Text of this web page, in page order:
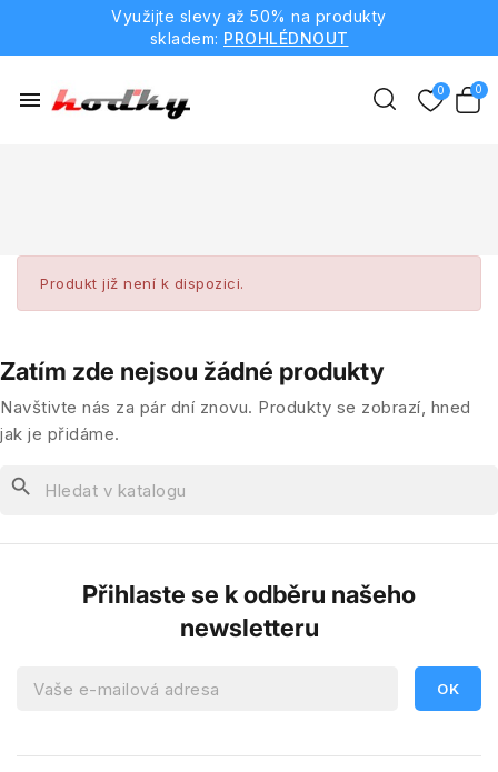
Využijte slevy až 50% na produkty
skladem: PROHLÉDNOUT
menu
Produkt již není k dispozici.
Zatím zde nejsou žádné produkty
Navštivte nás za pár dní znovu. Produkty se zobrazí, hned
jak je přidáme.
search
Přihlaste se k odběru našeho
newsletteru